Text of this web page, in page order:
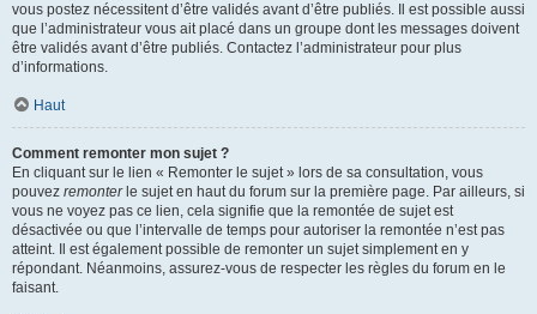
vous postez nécessitent d’être validés avant d’être publiés. Il est possible aussi
que l’administrateur vous ait placé dans un groupe dont les messages doivent
être validés avant d’être publiés. Contactez l’administrateur pour plus
d’informations.
Haut
Comment remonter mon sujet ?
En cliquant sur le lien « Remonter le sujet » lors de sa consultation, vous
pouvez remonterle sujet en haut du forum sur la première page. Par ailleurs, si
vous ne voyez pas ce lien, cela signifie que la remontée de sujet est
désactivée ou que l’intervalle de temps pour autoriser la remontée n’est pas
atteint. Il est également possible de remonter un sujet simplement en y
répondant. Néanmoins, assurez-vous de respecter les règles du forum en le
faisant.